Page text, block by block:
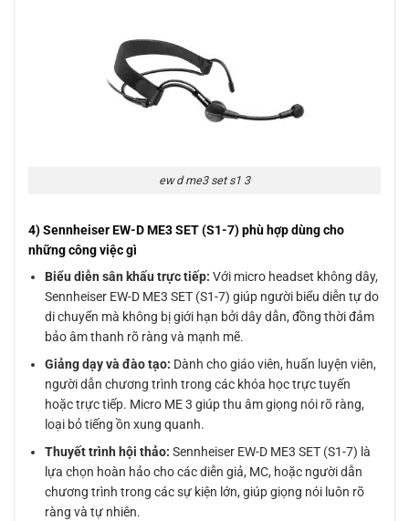
ew d me3 set s1 3
4) Sennheiser EW-D ME3 SET (S1-7) phù hợp dùng cho
những công việc gì
Biểu diễn sân khấu trực tiếp: Với micro headset không dây,
Sennheiser EW-D ME3 SET (S1-7) giúp người biểu diễn tự do
di chuyển mà không bị giới hạn bởi dây dẫn, đồng thời đảm
bảo âm thanh rõ ràng và mạnh mẽ.
Giảng dạy và đào tạo: Dành cho giáo viên, huấn luyện viên,
người dẫn chương trình trong các khóa học trực tuyến
hoặc trực tiếp. Micro ME 3 giúp thu âm giọng nói rõ ràng,
loại bỏ tiếng ồn xung quanh.
Thuyết trình hội thảo: Sennheiser EW-D ME3 SET (S1-7) là
lựa chọn hoàn hảo cho các diễn giả, MC, hoặc người dẫn
chương trình trong các sự kiện lớn, giúp giọng nói luôn rõ
ràng và tự nhiên.